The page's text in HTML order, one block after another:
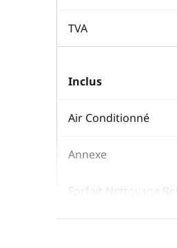
TVA
Inclus
Air Conditionné
Annexe
Forfait Nettoyage